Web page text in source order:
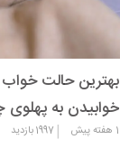
بهترین حالت خواب
خوابیدن به
1 هفته پیش |
1997بازدید